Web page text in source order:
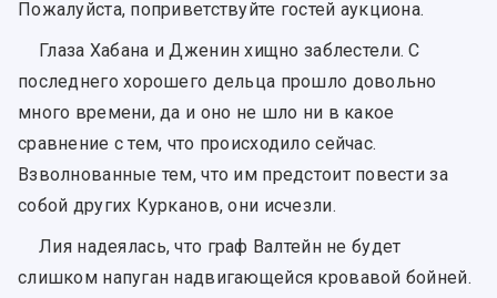
Пожалуйста, поприветствуйте гостей аукциона.
Глаза Хабана и Дженин хищно заблестели. С
последнего хорошего дельца прошло довольно
много времени, да и оно не шло ни в какое
сравнение с тем, что происходило сейчас.
Взволнованные тем, что им предстоит повести за
собой других Курканов, они исчезли.
Лия надеялась, что граф Валтейн не будет
слишком напуган надвигающейся кровавой бойней.